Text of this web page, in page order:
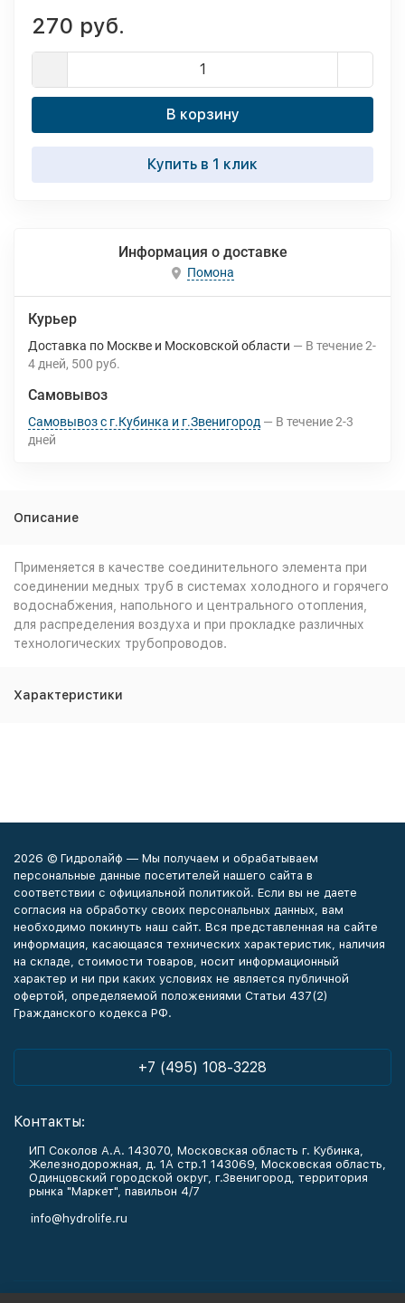
270 руб.
В корзину
Купить в 1 клик
Информация о доставке
Помона
Курьер
Доставка по Москве и Московской области В течение2-
4 дней 500 руб.
Самовывоз
Самовывоз с г.Кубинка и г.Звенигород В течение2-3
дней
Описание
Применяется в качестве соединительного элемента при
соединении медных труб в системах холодного и горячего
водоснабжения, напольного и центрального отопления,
для распределения воздуха и при прокладке различных
технологических трубопроводов.
Характеристики
2026 © Гидролайф — Мы получаем и обрабатываем
персональные данные посетителей нашего сайта в
соответствии с официальной политикой. Если вы не даете
согласия на обработку своих персональных данных, вам
необходимо покинуть наш сайт. Вся представленная на сайте
информация, касающаяся технических характеристик, наличия
на складе, стоимости товаров, носит информационный
характер и ни при каких условиях не является публичной
офертой, определяемой положениями Статьи 437(2)
Гражданского кодекса РФ.
+7 (495) 108-3228
Контакты:
ИП Соколов А.А. 143070, Московская область г. Кубинка,
Железнодорожная, д. 1А стр.1 143069, Московская область,
Одинцовский городской округ, г.Звенигород, территория
рынка "Маркет", павильон 4/7
info@hydrolife.ru